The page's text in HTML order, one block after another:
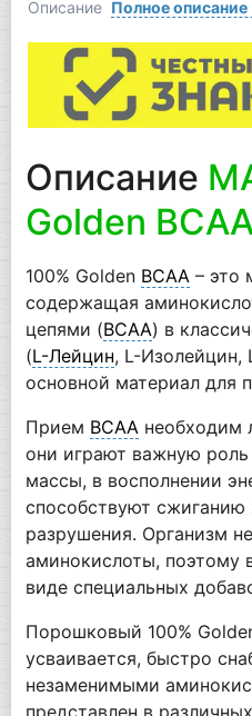
Описание Полное описание
Описание
Golden
100% Golden BCAA– это
содержащая
цепями (BCAA) в
(L-Лейцин, L-Изолейцин,
основной материал для
Прием BCAAнеобходим
они играют важную
массы, в восполнении
способствуют
разрушения. Организм
аминокислоты, поэтому
виде специальных
Порошковый 100%
усваивается, быстро
незаменимыми